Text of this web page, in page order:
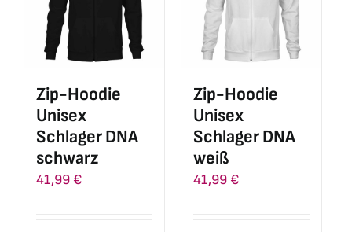
Optionen
können
der
gewählt
werden
Optionen
können
der
gewählt
Zip-Hoodie
Unisex
Schlager DNA
schwarz
41,99 €
Zip-Hoodie
Unisex
Schlager DNA
weiß
41,99 €